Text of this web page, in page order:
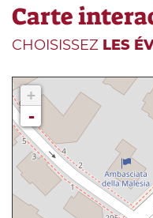
Carte
CHOISISSEZ LES
+
-